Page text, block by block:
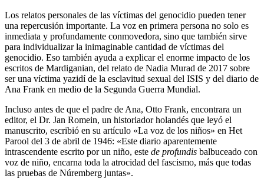
Los relatos personales de las víctimas del genocidio pueden tener
una repercusión importante. La voz en primera persona no solo es
inmediata y profundamente conmovedora, sino que también sirve
para individualizar la inimaginable cantidad de víctimas del
genocidio. Eso también ayuda a explicar el enorme impacto de los
escritos de Mardiganian, del relato de Nadia Murad de 2017 sobre
ser una víctima yazidí de la esclavitud sexual del ISIS y del diario de
Ana Frank en medio de la Segunda Guerra Mundial.
Incluso antes de que el padre de Ana, Otto Frank, encontrara un
editor, el Dr. Jan Romein, un historiador holandés que leyó el
manuscrito, escribió en su artículo «La voz de los niños» en Het
Parool del 3 de abril de 1946: «Este diario aparentemente
intrascendente escrito por un niño, este de profundis balbuceado con
voz de niño, encarna toda la atrocidad del fascismo, más que todas
las pruebas de Núremberg juntas».